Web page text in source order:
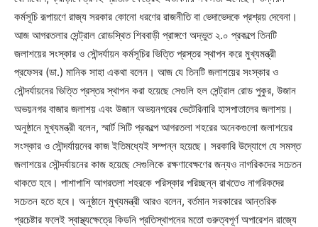
কর্মসূচি রূপায়ণে রাজ্য সরকার কোনো ধরণের রাজনীতি বা ভেদাভেদকে প্রশ্রয় দেবেনা।
আজ আগরতলার সেন্ট্রাল রোডস্থিত শিববাড়ী প্রাঙ্গণে অদ্ভুত ২.০ প্রকল্পে তিনটি
জলাশয়ের সংস্কার ও সৌন্দর্যায়ন কর্মসূচির ভিত্তি প্রস্তর স্থাপন করে মুখ্যমন্ত্রী
প্রফেসর (ডা.) মানিক সাহা একথা বলেন। আজ যে তিনটি জলাশয়ের সংস্কার ও
সৌন্দর্যায়নের ভিত্তি প্রস্তর স্থাপন করা হয়েছে সেগুলি হল সেন্ট্রাল রোড পুকুর, উজান
অভয়নগর বাজার জলাশয় এবং উজান অভয়নগরের ভেটেরিনারি হাসপাতালের জলাশয়।
অনুষ্ঠানে মুখ্যমন্ত্রী বলেন, স্মার্ট সিটি প্রকল্পে আগরতলা শহরের অনেকগুলো জলাশয়ের
সংস্কার ও সৌন্দর্যায়নের কাজ ইতিমধ্যেই সম্পন্ন হয়েছে। সরকারি উদ্যোগে যে সমস্ত
জলাশয়ের সৌন্দর্যায়নের কাজ হয়েছে সেগুলিকে রক্ষণাবেক্ষণের জন্যও নাগরিকদের সচেতন
থাকতে হবে। পাশাপাশি আগরতলা শহরকে পরিস্কার পরিচ্ছন্ন রাখতেও নাগরিকদের
সচেতন হতে হবে। অনুষ্ঠানে মুখ্যমন্ত্রী আরও বলেন, বর্তমান সরকারের আন্তরিক
প্রচেষ্টার ফলেই স্বাস্থ্যক্ষেত্রে কিডনি প্রতিস্থাপনের মতো গুরুত্বপূর্ণ অপারেশন রাজ্যে